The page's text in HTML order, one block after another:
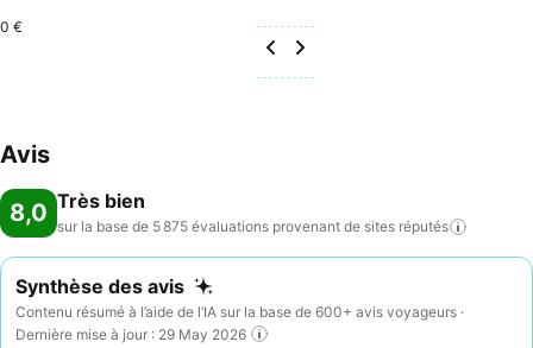
0 €
Avis
8,0 Très bien
sur la base de 5 875 évaluations provenant de sites réputés
Synthèse des avis
Contenu résumé à l’aide de l’IA sur la base de 600+ avis voyageurs ·
Dernière mise à jour : 29 May 2026